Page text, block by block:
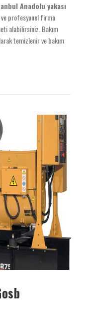
Anadolu yakası
profesyonel firma
alabilirsiniz. Bakım
temizlenir ve bakım